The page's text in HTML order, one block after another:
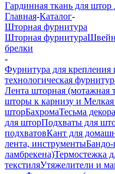
Гардинная ткань для штор
Главная-Каталог-
Шторная фурнитура
Шторная фурнитура
брелки
-
Фурнитура для
технологическая
Лента шторная (мотажная
шторы к карнизу и Мелкая
шторБахромаТесьма
для шторПодхваты для
подхватовКант для
лента, инструментыБандо-
ламбрекена)Термостежка
текстиляУтяжелители и